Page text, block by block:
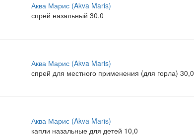
Аква Марис (Akva Maris)
спрей назальный 30,0
Аква Марис (Akva Maris)
спрей для местного применения (для горла) 30,0
Аква Марис (Akva Maris)
капли назальные для детей 10,0